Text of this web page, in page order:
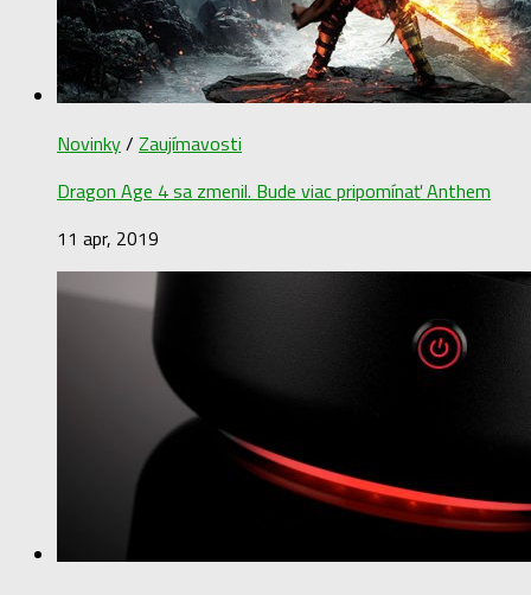
Novinky/ Zaujímavosti
Dragon Age 4 sa zmenil. Bude viac pripomínať Anthem
11 apr, 2019